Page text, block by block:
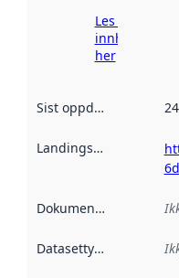
Les meir om
innhenting
her
Sist oppdatert
Landingsside
Dokumentasjon
Datasettype